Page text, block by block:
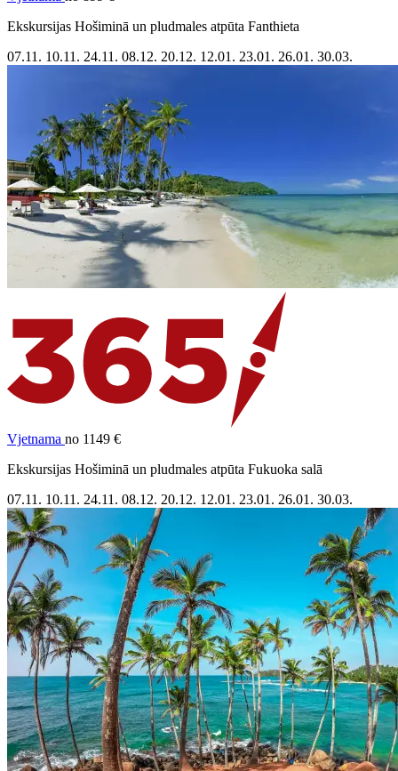
Ekskursijas Hošiminā un pludmales atpūta Fanthieta
07.11. 10.11. 24.11. 08.12. 20.12. 12.01. 23.01. 26.01. 30.03.
Vjetnama no 1149 €
Ekskursijas Hošiminā un pludmales atpūta Fukuoka salā
07.11. 10.11. 24.11. 08.12. 20.12. 12.01. 23.01. 26.01. 30.03.